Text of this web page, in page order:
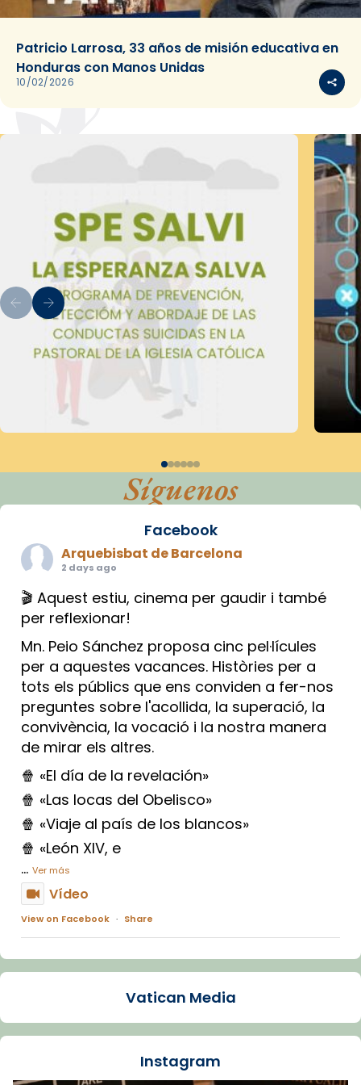
Patricio Larrosa, 33 años de misión educativa en
Honduras con Manos Unidas
10/02/2026
Síguenos
Facebook
Arquebisbat de Barcelona
2 days ago
🎬 Aquest estiu, cinema per gaudir i també
per reflexionar!
Mn. Peio Sánchez proposa cinc pel·lícules
per a aquestes vacances. Històries per a
tots els públics que ens conviden a fer-nos
preguntes sobre l'acollida, la superació, la
convivència, la vocació i la nostra manera
de mirar els altres.
🍿 «El día de la revelación»
🍿 «Las locas del Obelisco»
🍿 «Viaje al país de los blancos»
🍿 «León XIV, e
... Ver más
Vídeo
View on Facebook · Share
Arquebisbat de Barcelona
La Carmina va patir depressió. Fa gairebé
dos mesos, a l'Estadi Lluís Companys, la
Vatican Media
Instagram